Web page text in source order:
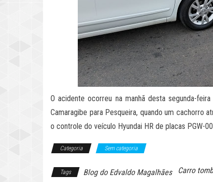
O acidente ocorreu na manhã desta segunda-
Camaragibe para Pesqueira, quando um cachorro
o controle do veículo Hyundai HR de placas PGW-
Categoria Sem categoria
Tags Blog do Edvaldo Magalhães Carro